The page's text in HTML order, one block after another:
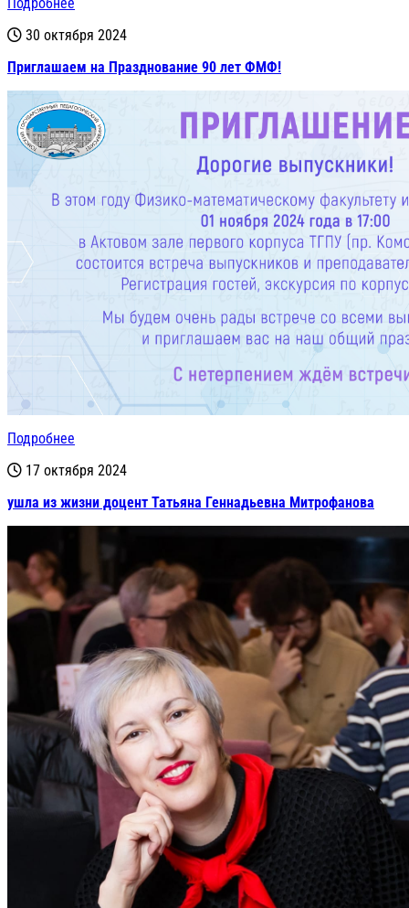
30 октября 2024
Приглашаем на Празднование 90 лет ФМФ!
Подробнее
17 октября 2024
ушла из жизни доцент Татьяна Геннадьевна Митрофанова